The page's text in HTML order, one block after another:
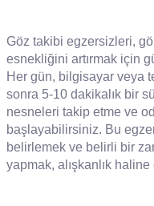
Göz takibi egzersizleri,
esnekliğini artırmak için
Her gün, bilgisayar veya
sonra 5-10 dakikalık bir
nesneleri takip etme ve
başlayabilirsiniz. Bu
belirlemek ve belirli bir
yapmak, alışkanlık